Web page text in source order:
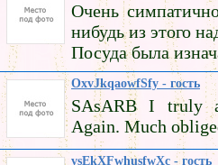
Очень
нибудь из этого
Посуда была
OxvJkqaowfSfy - гость
SAsARB I truly
Again. Much
vsEkXFwhusfwXc - гость